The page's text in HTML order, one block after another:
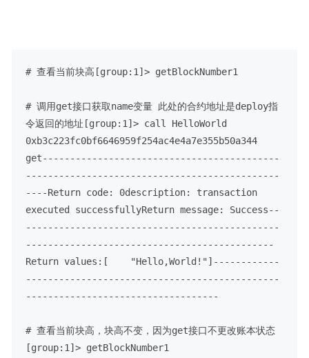
# 查看当前块高 [group:1]> getBlockNumber1
# 调用get接口获取name变量 此处的合约地址是deploy指
令返回的地址 [group:1]> call HelloWorld
0xb3c223fc0bf6646959f254ac4e4a7e355b50a344
get-------------------------------------------
----------------------------------------------
----Return code: 0description: transaction
executed successfullyReturn message: Success--
----------------------------------------------
---------------------------------------------
Return values: [ "Hello,World!"] ------------
----------------------------------------------
-----------------------------------
# 查看当前块高，块高不变，因为get接口不更改账本状态
[group:1]> getBlockNumber1